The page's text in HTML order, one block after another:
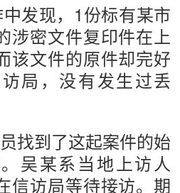
发现，1份标有某市
涉密文件复印件在上
该文件的原件却完好
局，没有发生过丢
找到了这起案件的始
吴某系当地上访人
信访局等待接访。期